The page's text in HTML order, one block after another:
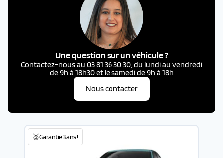
Une question sur un véhicule ?
Contactez-nous au 03 81 36 30 30, du lundi au vendredi
de 9h à 18h30 et le samedi de 9h à 18h
Nous contacter
🥉Garantie 3 ans !